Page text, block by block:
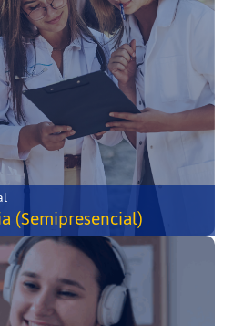
(Semipresencial)